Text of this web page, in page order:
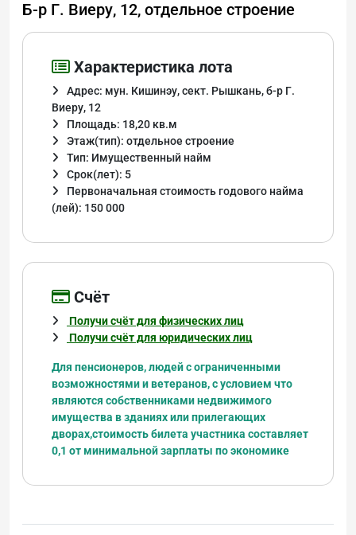
Б-р Г. Виеру, 12, отдельное строение
Характеристика лота
Адрес: мун. Кишинэу, сект. Рышкань, б-р Г.
Виеру, 12
Площадь: 18,20 кв.м
Этаж(тип): отдельное строение
Тип: Имущественный найм
Срок(лет): 5
Первоначальная стоимость годового найма
(лей): 150 000
Cчёт
Получи счёт для физических лиц
Получи счёт для юридических лиц
Для пенсионеров, людей с ограниченными
возможностями и ветеранов, с условием что
являются собственниками недвижимого
имущества в зданиях или прилегающих
дворах,стоимость билета участника составляет
0,1 от минимальной зарплаты по экономике